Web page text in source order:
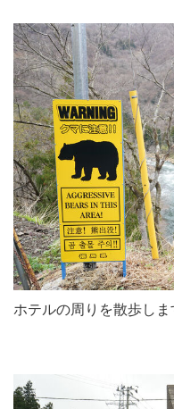
ホテルの周りを散歩し